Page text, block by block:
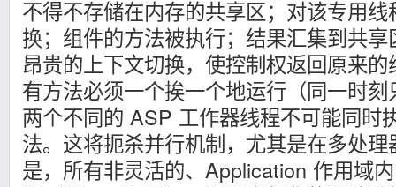
不得不存储在内存的共享区；对该专用
换；组件的方法被执行；结果汇集到共
昂贵的上下文切换，使控制权返回原来
有方法必须一个挨一个地运行（同一时
两个不同的 ASP 工作器线程不可能同时
法。这将扼杀并行机制，尤其是在多处
是，所有非灵活的、Application 作用域